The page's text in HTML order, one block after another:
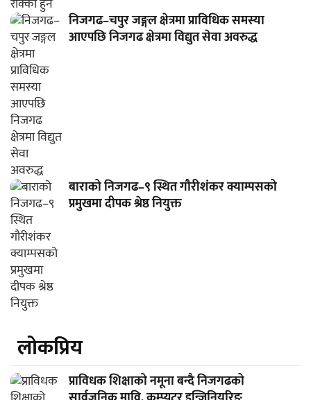
निजगढ–चपुर जङ्गल क्षेत्रमा प्राविधिक समस्या
आएपछि निजगढ क्षेत्रमा विद्युत सेवा अवरुद्ध
बाराको निजगढ–९ स्थित गौरीशंकर क्याम्पसको
प्रमुखमा दीपक श्रेष्ठ नियुक्त
लाेकप्रिय
प्राविधक शिक्षाको नमूना बन्दै निजगढको